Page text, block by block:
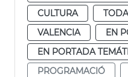
CULTURA
VALENCIA
EN
EN PORTADA
PROGRAMACIÓ